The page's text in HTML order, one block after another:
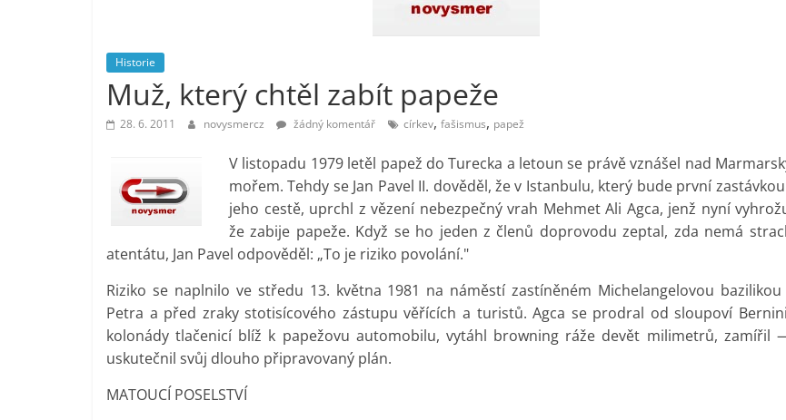
Historie
Muž, který chtěl zabít papeže
28. 6. 2011 novysmercz žádný komentář církev, fašismus, papež
V listopadu 1979 letěl papež do Turecka a letoun se právě vznášel nad
mořem. Tehdy se Jan Pavel II. dověděl, že v Istanbulu, který bude první
jeho cestě, uprchl z vězení nebezpečný vrah Mehmet Ali Agca, jenž nyní
že zabije papeže. Když se ho jeden z členů doprovodu zeptal, zda nemá
atentátu, Jan Pavel odpověděl: „To je riziko povolání."
Riziko se naplnilo ve středu 13. května 1981 na náměstí zastíněném Michelangelovou bazilikou
Petra a před zraky stotisícového zástupu věřících a turistů. Agca se prodral od sloupoví
kolonády tlačenicí blíž k papežovu automobilu, vytáhl browning ráže devět milimetrů, zamířil
uskutečnil svůj dlouho připravovaný plán.
MATOUCÍ POSELSTVÍ